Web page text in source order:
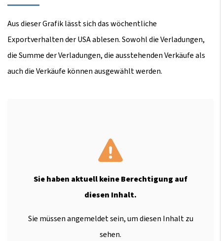
Aus dieser Grafik lässt sich das wöchentliche
Exportverhalten der USA ablesen. Sowohl die Verladungen,
die Summe der Verladungen, die ausstehenden Verkäufe als
auch die Verkäufe können ausgewählt werden.
Sie haben aktuell keine Berechtigung auf
diesen Inhalt.
Sie müssen angemeldet sein, um diesen Inhalt zu
sehen.